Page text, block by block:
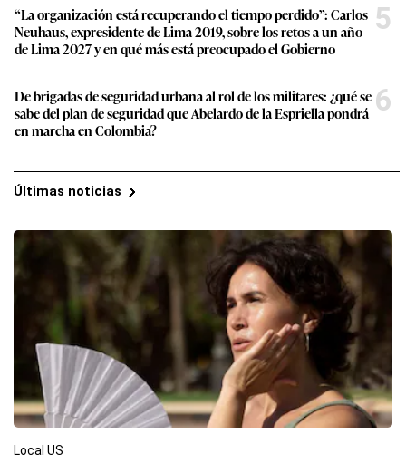
“La organización está recuperando el tiempo perdido”: Carlos
Neuhaus, expresidente de Lima 2019, sobre los retos a un año
de Lima 2027 y en qué más está preocupado el Gobierno
5
De brigadas de seguridad urbana al rol de los militares: ¿qué se
sabe del plan de seguridad que Abelardo de la Espriella pondrá
en marcha en Colombia?
6
Últimas noticias
Local US